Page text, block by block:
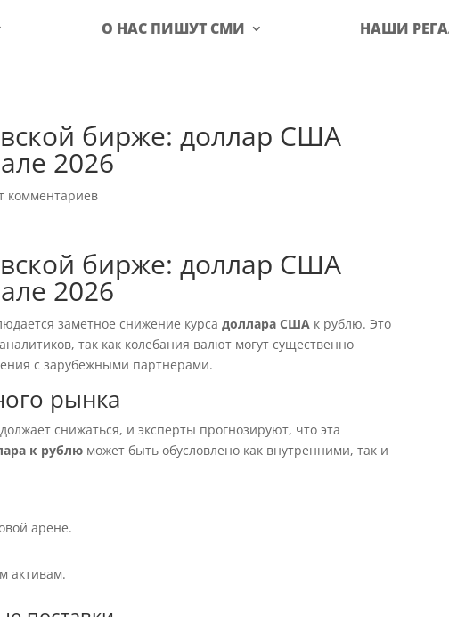
О НАС ПИШУТ СМИ НАШИ
бирже: доллар США
2026
комментариев
бирже: доллар США
2026
заметное снижение курсадоллара США к рублю. Это
так как колебания валют могут существенно
с зарубежными партнерами.
рынка
снижаться, и эксперты прогнозируют, что эта
к рублю может быть обусловлено как внутренними, так и
арене.
активам.